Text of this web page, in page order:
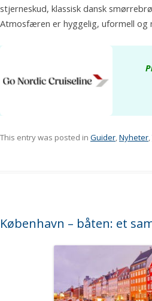
stjerneskud, klassisk dansk
Atmosfæren er hyggelig, uformell og
This entry was posted in Guider,Nyheter,
København – båten: et